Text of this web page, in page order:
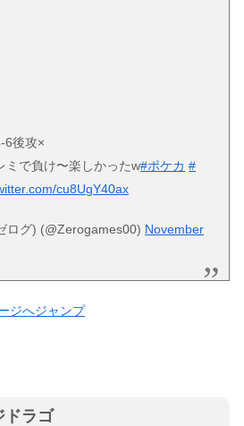
6後攻×
ミで負け〜楽しかったw#ポケカ #
cu8UgY40ax
グ) (@Zerogames00) November
ジへジャンプ
ドラゴ